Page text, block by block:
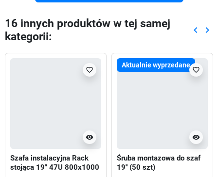
16 innych produktów w tej samej
kategorii:
keyboard_arrow_left keyboard_arrow_right
visibility
favorite_border
Szafa instalacyjna Rack
stojąca 19" 47U 800x1000
Aktualnie wyprzedane
visibility
favorite_border
Śruba montazowa do szaf
19'' (50 szt)